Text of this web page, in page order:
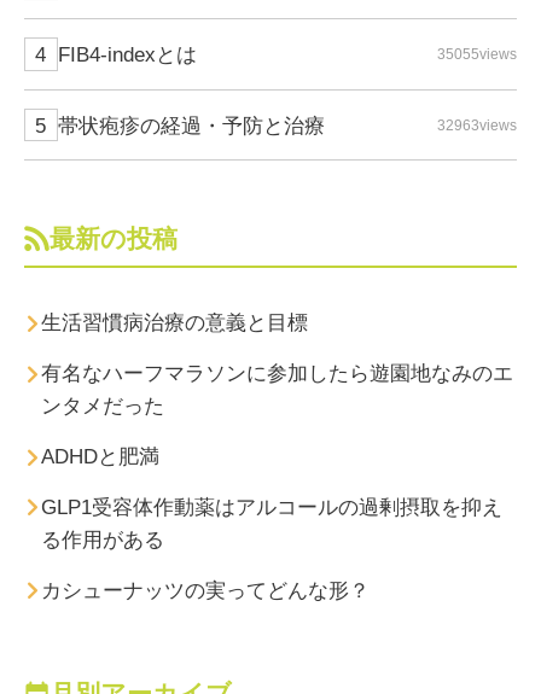
FIB4-indexとは 35055views
帯状疱疹の経過・予防と治療 32963views
最新の投稿
生活習慣病治療の意義と目標
有名なハーフマラソンに参加したら遊園地なみのエ
ンタメだった
ADHDと肥満
GLP1受容体作動薬はアルコールの過剰摂取を抑え
る作用がある
カシューナッツの実ってどんな形？